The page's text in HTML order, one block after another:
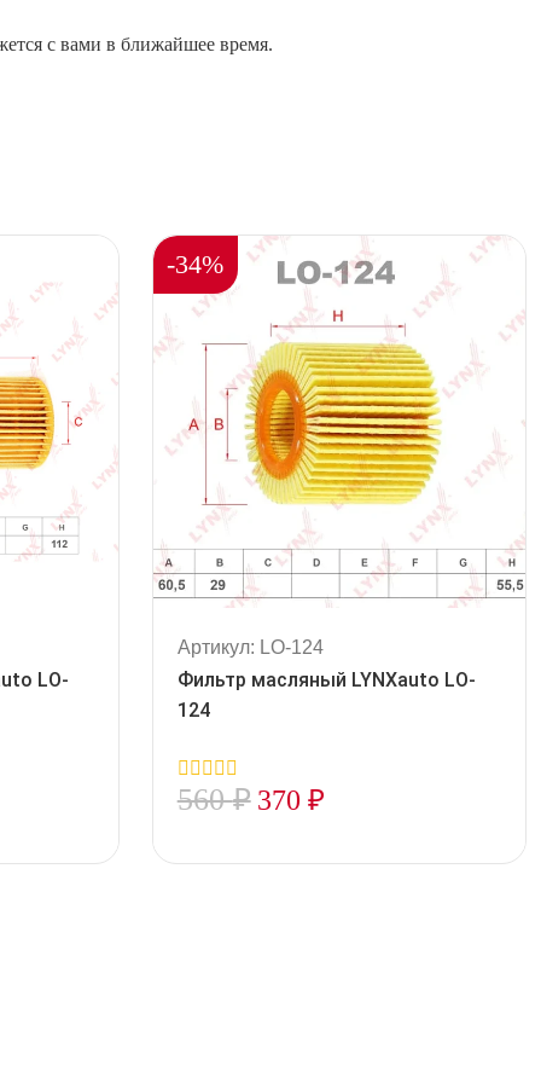
с вами в ближайшее время.
LO-
-34%
Артикул: LO-124
Фильтр масляный LYNXauto LO-
124
0
out
560₽ 370 ₽